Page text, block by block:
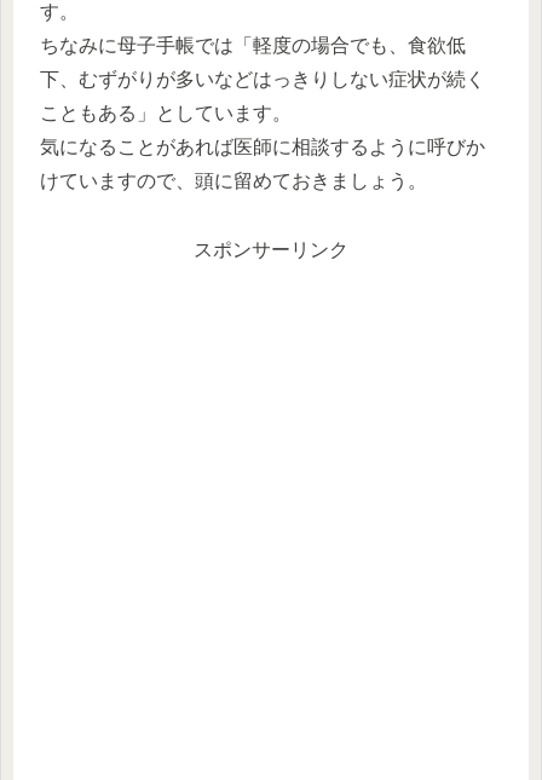
す。
ちなみに母子手帳では「軽度の場合でも、食欲低
下、むずがりが多いなどはっきりしない症状が続く
こともある」としています。
気になることがあれば医師に相談するように呼びか
けていますので、頭に留めておきましょう。
スポンサーリンク